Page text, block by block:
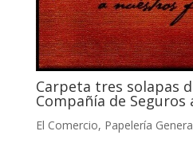
Carpeta tres solapas
Compañía de Seguros
El Comercio, Papelería